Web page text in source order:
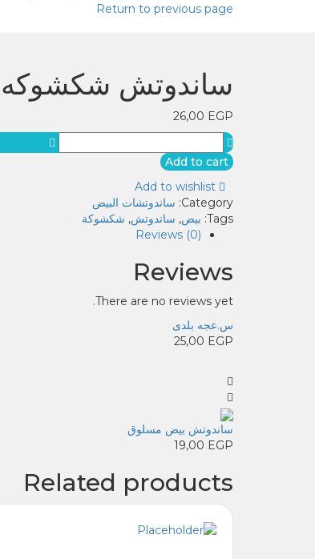
Return to previous page
ساندوتش شكشوكه
26,00 EGP
ساندوتش
شكشوكه
Add to cart
Add to wishlist
Category: ساندوتشات البيض
Tags: بيض, ساندوتش, شكشوكة
Reviews (0)
Reviews
There are no reviews yet.
س.عجه بلدى
25,00 EGP
ساندوتش بيض مسلوق
19,00 EGP
Related products